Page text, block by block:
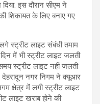
इस दौरान सीएम ने
शिकायत के लिए बनाए गए
स्ट्रीट लाइट संबंधी तमाम
में भी स्ट्रीट लाइट जलती
स्ट्रीट लाइट नहीं जलती
देहरादून नगर निगम ने क्यूआर
क्षेत्र में लगी स्ट्रीट लाइट
लाइट खराब होने की